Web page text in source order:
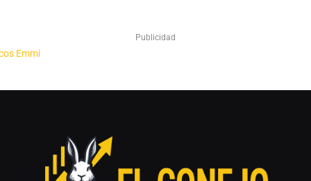
Publicidad